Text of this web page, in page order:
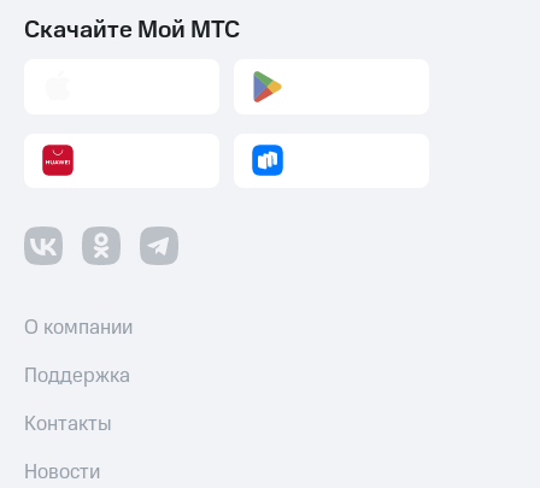
Скачайте Мой МТС
О компании
Поддержка
Контакты
Новости